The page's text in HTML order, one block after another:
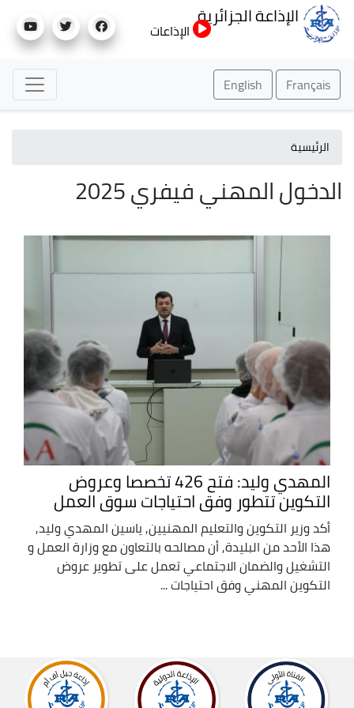
إلى
الإذاعة الجزائرية
الإذاعات
Français
English
الرئيسية
الدخول المهني فيفري 2025
المهدي وليد: فتح 426 تخصصا وعروض
التكوين تتطور وفق احتياجات سوق العمل
أكد وزير التكوين والتعليم المهنيين, ياسين المهدي وليد,
هذا الأحد من البليدة, أن مصالحه بالتعاون مع وزارة العمل و
التشغيل والضمان الاجتماعي تعمل على تطوير عروض
التكوين المهني وفق احتياجات ...